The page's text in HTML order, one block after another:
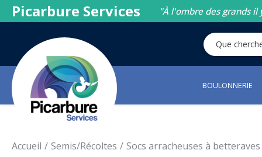
Picarbure Services "À l'ombre des grands
BOULONNERIE
Accueil Semis/Récoltes Socs arracheuses à betteraves